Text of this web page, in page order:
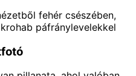
fehér csészében,
páfránylevelekkel